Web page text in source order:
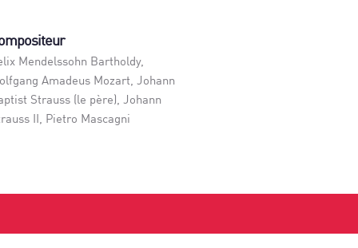
Mendelssohn Bartholdy,
Amadeus Mozart, Johann
Strauss (le père), Johann
II, Pietro Mascagni